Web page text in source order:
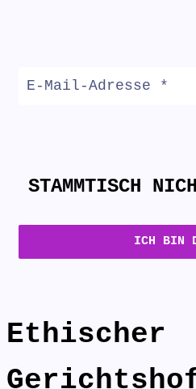
STAMMTISCH
Ethischer